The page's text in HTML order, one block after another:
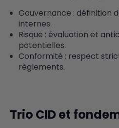
Gouvernance : définition
internes.
Risque : évaluation et
potentielles.
Conformité : respect
règlements.
Trio CID et